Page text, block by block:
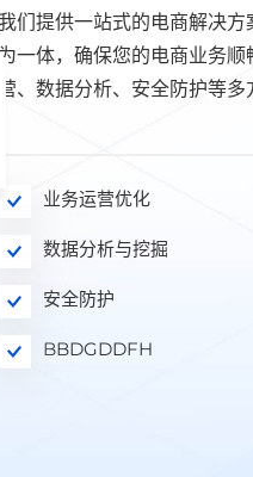
们提供一站式的电商解决
为一体，确保您的电商业务
营、数据分析、安全防护等
业务运营优化
数据分析与挖掘
安全防护
BBDGDDFH